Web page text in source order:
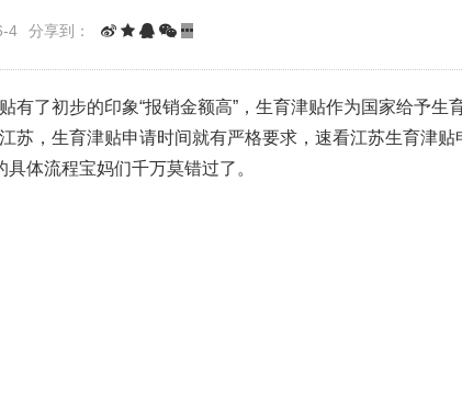
4 分享到：
有了初步的印象“报销金额高”，生育津贴作为国家给予生
苏，生育津贴申请时间就有严格要求，速看江苏生育津贴
具体流程宝妈们千万莫错过了。